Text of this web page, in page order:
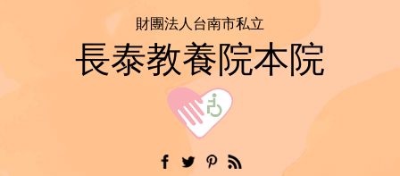
財團法人台南市私立
長泰教養院本院